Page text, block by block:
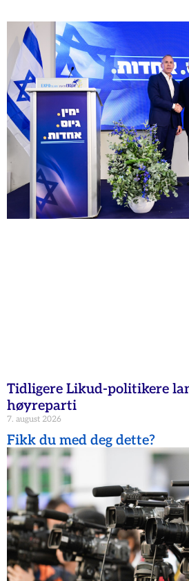
Tidligere Likud-politikere
høyreparti
7. august 2026
Fikk du med deg dette?